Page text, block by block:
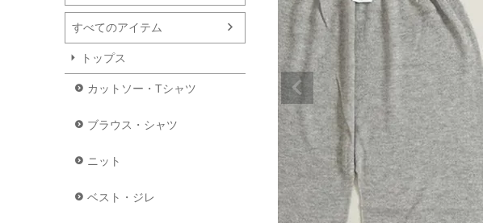
すべてのアイテム
トップス
カットソー・Tシャツ
ブラウス・シャツ
ニット
ベスト・ジレ